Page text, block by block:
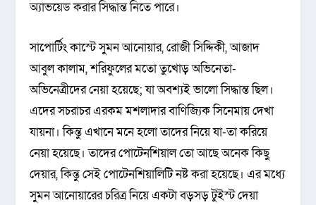
অ্যাভয়েড করার সিদ্ধান্ত নিতে পারে।
সাপোর্টিং কাস্টে সুমন আনোয়ার, রোজী সিদ্দিকী, আজাদ
আবুল কালাম, শরিফুলের মতো তুখোড় অভিনেতা-
অভিনেত্রীদের নেয়া হয়েছে; যা অবশ্যই ভালো সিদ্ধান্ত ছিল।
এদের সচরাচর এরকম মশলাদার বাণিজ্যিক সিনেমায় দেখা
যায়না। কিন্তু এখানে মনে হলো তাদের নিয়ে যা-তা করিয়ে
নেয়া হয়েছে। তাদের পোটেনশিয়াল তো আছে অনেক কিছু
দেয়ার, কিন্তু সেই পোটেনশিয়ালিটি নষ্ট করা হয়েছে। এর মধ্যে
সুমন আনোয়ারের চরিত্র নিয়ে একটা বড়সড় টুইস্ট দেয়া